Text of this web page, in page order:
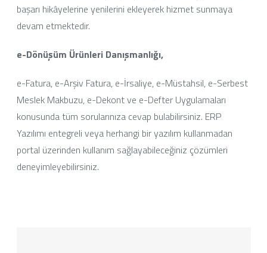
başarı hikâyelerine yenilerini ekleyerek hizmet sunmaya
devam etmektedir.
e-Dönüşüm Ürünleri Danışmanlığı,
e-Fatura, e-Arşiv Fatura, e-İrsaliye, e-Müstahsil, e-Serbest
Meslek Makbuzu, e-Dekont ve e-Defter Uygulamaları
konusunda tüm sorularınıza cevap bulabilirsiniz. ERP
Yazılımı entegreli veya herhangi bir yazılım kullanmadan
portal üzerinden kullanım sağlayabileceğiniz çözümleri
deneyimleyebilirsiniz.